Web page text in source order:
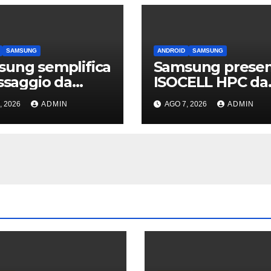
SAMSUNG
semplifica
da
passa
e c’è
2026 ADMIN
ANDROID SAMSUNG
Samsung
ISOCELL HPC da
200 MP: lo
sui Galaxy S27?
AGO 7, 2026 ADMIN